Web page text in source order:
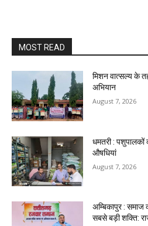
MOST READ
मिशन वात्सल्य के
अभियान
August 7, 2026
धमतरी : पशुपालकों
औषधियां
August 7, 2026
अम्बिकापुर : समाज
सबसे बड़ी शक्ति: